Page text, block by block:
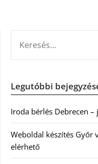
Legutóbbi
Iroda bérlés Debrecen
Weboldal készítés Győr
elérhető